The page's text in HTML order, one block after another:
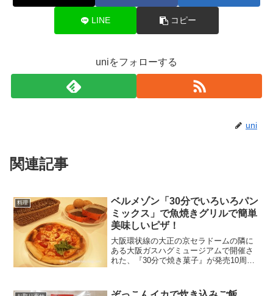
LINE コピー
uniをフォローする
uni
関連記事
料理
ベルメゾン「30分でいろいろパン
ミックス」で魚焼きグリルで簡単
美味しいピザ！
大阪環状線の大正の京セラドームの隣に
ある大阪ガスハグミュージアムで開催さ
れた、『30分で焼き菓子』が発売10周年
参加してきました。時間は14：30から